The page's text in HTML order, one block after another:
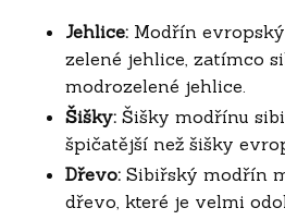
Jehlice: Modřín
zelené jehlice, zatímco
modrozelené jehlice.
Šišky: Šišky modřínu
špičatější než šišky
Dřevo: Sibiřský modřín
dřevo, které je velmi